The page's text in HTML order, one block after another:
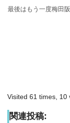
最後はもう一度梅田
Visited 61 times, 10
関連投稿: